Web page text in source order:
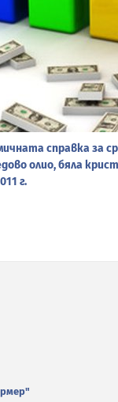
справка за
олио, бяла
г.